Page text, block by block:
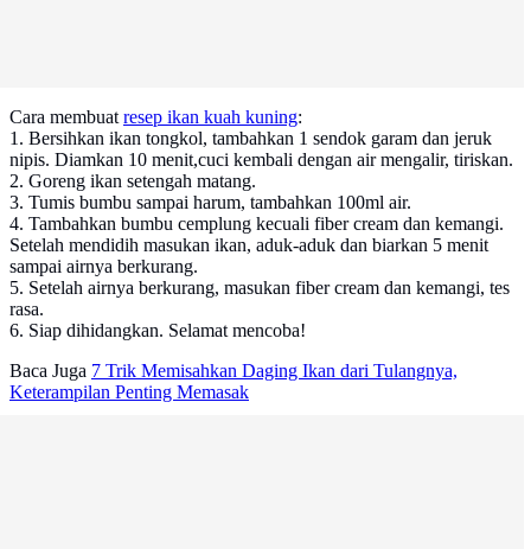
Cara membuat resep ikan kuah kuning:
1. Bersihkan ikan tongkol, tambahkan 1 sendok garam dan jeruk
nipis. Diamkan 10 menit,cuci kembali dengan air mengalir, tiriskan.
2. Goreng ikan setengah matang.
3. Tumis bumbu sampai harum, tambahkan 100ml air.
4. Tambahkan bumbu cemplung kecuali fiber cream dan kemangi.
Setelah mendidih masukan ikan, aduk-aduk dan biarkan 5 menit
sampai airnya berkurang.
5. Setelah airnya berkurang, masukan fiber cream dan kemangi, tes
rasa.
6. Siap dihidangkan. Selamat mencoba!
Baca Juga 7 Trik Memisahkan Daging Ikan dari Tulangnya,
Keterampilan Penting Memasak